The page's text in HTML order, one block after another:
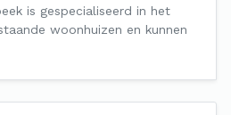
is gespecialiseerd in het
woonhuizen en kunnen